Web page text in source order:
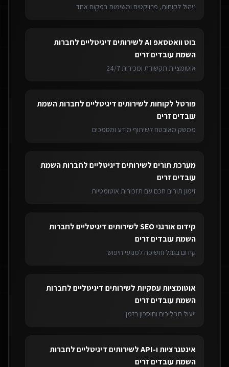
ניהול לקוחות, פרויקטים ומשימות במקום אחד
בוט וואטסאפ AI לשירותים דיגיטליים לחברות
השמת עובדים זרים
אוטומציית תקשורת ומכירות 24/7
פורטל לקוחותלשירותים דיגיטליים לחברות השמת
עובדים זרים
ממשק מאובטח לשיתוף מידע ומסמכים
מערכת תוריםלשירותים דיגיטליים לחברות השמת
עובדים זרים
זימון תורים חכם עם תזכורות אוטומטיות
קידום אורגני SEO לשירותים דיגיטליים לחברות
השמת עובדים זרים
קידום בגוגל וחשיפה למנועי חיפוש
אוטומציות עסקיותלשירותים דיגיטליים לחברות
השמת עובדים זרים
ייעול תהליכים וחיסכון בזמן
אינטגרציות ו-API לשירותים דיגיטליים לחברות
השמת עובדים זרים